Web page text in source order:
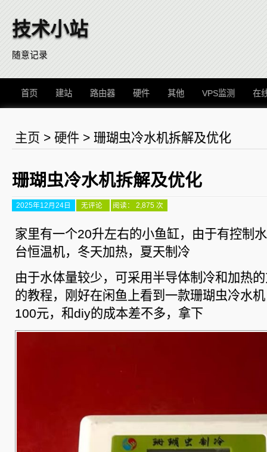
技术小站
随意记录
首页 建站 路由器 硬件 其他 VPS监测 在
主页 > 硬件 > 珊瑚虫冷水机拆解及优化
珊瑚虫冷水机拆解及优化
2025年12月24日
珊
瑚
冷
水
机
拆
及
优
化
无评论 阅读： 2,875 次
家里有一个20升左右的小鱼缸，由于有控制
台恒温机，冬天加热，夏天制冷
由于水体量较少，可采用半导体制冷和加热
的教程，刚好在闲鱼上看到一款珊瑚虫冷水
100元，和diy的成本差不多，拿下